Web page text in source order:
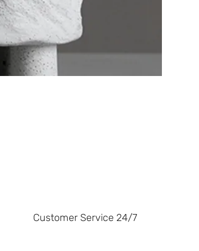
Customer Service 24/7